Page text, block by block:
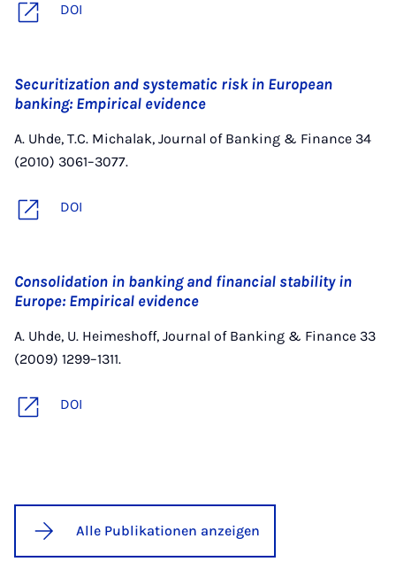
DOI
Securitization and systematic risk in European
banking: Empirical evidence
A. Uhde, T.C. Michalak, Journal of Banking & Finance 34
(2010) 3061–3077.
DOI
Consolidation in banking and financial stability in
Europe: Empirical evidence
A. Uhde, U. Heimeshoff, Journal of Banking & Finance 33
(2009) 1299–1311.
DOI
Alle Publikationen anzeigen